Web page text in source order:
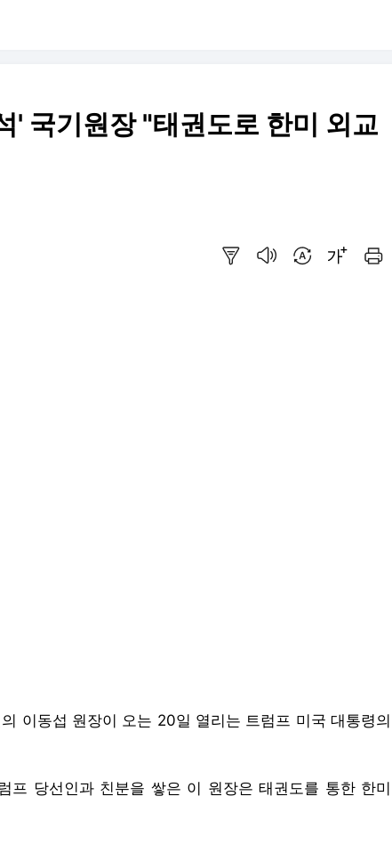
' 국기원장 "태권도로 한미 외교
이동섭 원장이 오는 20일 열리는 트럼프 미국 대통령의
프 당선인과 친분을 쌓은 이 원장은 태권도를 통한 한미